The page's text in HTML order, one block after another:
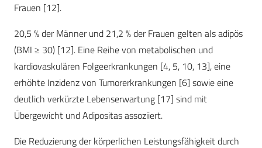
Frauen [12].
20,5 % der Männer und 21,2 % der Frauen gelten als adipös
(BMI ≥ 30) [12]. Eine Reihe von metabolischen und
kardiovaskulären Folgeerkrankungen [4, 5, 10, 13], eine
erhöhte Inzidenz von Tumorerkrankungen [6] sowie eine
deutlich verkürzte Lebenserwartung [17] sind mit
Übergewicht und Adipositas assoziiert.
Die Reduzierung der körperlichen Leistungsfähigkeit durch